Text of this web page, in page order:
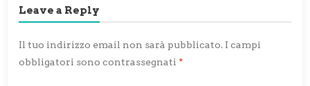
Leave a Reply
Il tuo indirizzo email non sarà pubblicato. I campi
obbligatori sono contrassegnati *